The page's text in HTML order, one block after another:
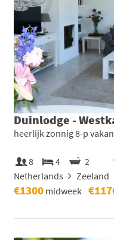
Duinlodge -
heerlijk zonnig 8-p
8 4
2
Netherlands
Zeeland
€1300 midweek